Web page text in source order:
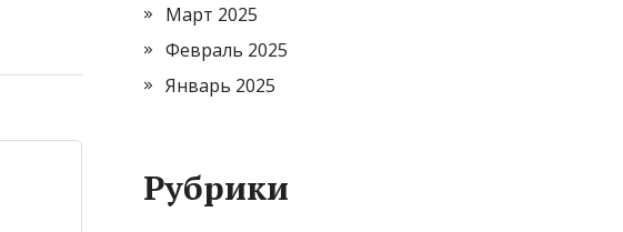
Март 2025
Февраль 2025
Январь 2025
Рубрики